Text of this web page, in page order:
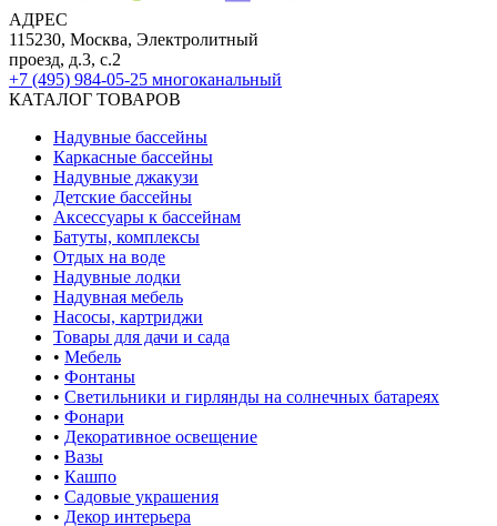
АДРЕС
115230, Москва, Электролитный
проезд, д.3, с.2
+7 (495) 984-05-25 многоканальный
КАТАЛОГ ТОВАРОВ
Надувные бассейны
Каркасные бассейны
Надувные джакузи
Детские бассейны
Аксессуары к бассейнам
Батуты, комплексы
Отдых на воде
Надувные лодки
Надувная мебель
Насосы, картриджи
Товары для дачи и сада
• Мебель
• Фонтаны
• Светильники и гирлянды на солнечных батареях
• Фонари
• Декоративное освещение
• Вазы
• Кашпо
• Садовые украшения
• Декор интерьера